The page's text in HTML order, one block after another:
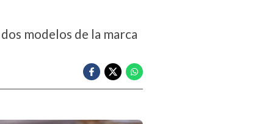
modelos de la marca